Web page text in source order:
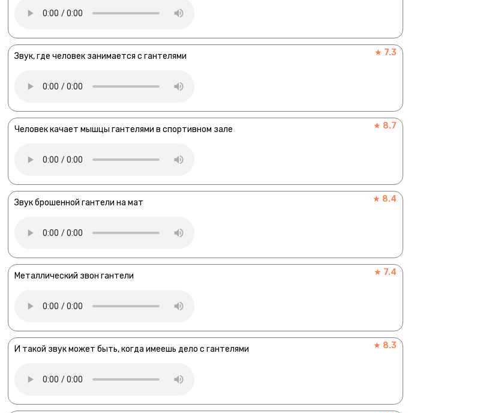
Звук, где человек занимается с гантелями ★ 7.3
Человек качает мышцы гантелями в спортивном зале ★ 8.7
Звук брошенной гантели на мат ★ 8.4
Металлический звон гантели ★ 7.4
И такой звук может быть, когда имеешь дело с гантелями ★ 8.3